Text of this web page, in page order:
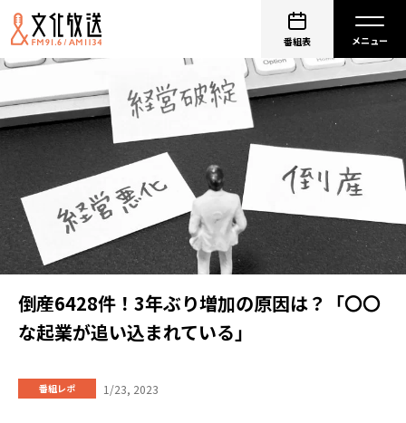
番組表
倒産6428件！3年ぶり増加の原因は？「〇〇
な起業が追い込まれている」
番組レポ 1/23, 2023